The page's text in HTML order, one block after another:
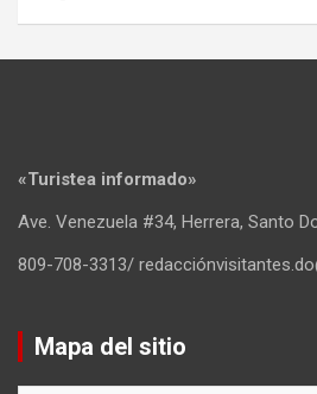
«Turistea informado»
Ave. Venezuela #34, Herrera, Santo
809-708-3313/
Mapa del sitio